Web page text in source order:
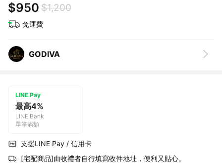
$950 $1,200
免運費
GODIVA
LINE Pay
最高4%
LINE Bank
單筆滿額
支援LINE Pay / 信用卡
[宅配商品]由收禮者自行填寫收件地址，便利又貼心。